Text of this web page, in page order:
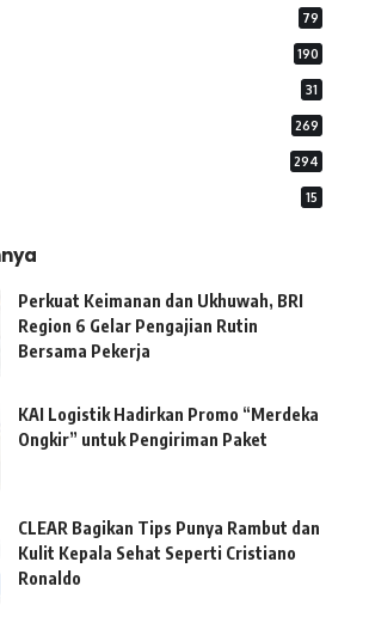
79
190
31
269
294
15
Perkuat Keimanan dan Ukhuwah, BRI
Region 6 Gelar Pengajian Rutin
Bersama Pekerja
KAI Logistik Hadirkan Promo “Merdeka
Ongkir” untuk Pengiriman Paket
CLEAR Bagikan Tips Punya Rambut dan
Kulit Kepala Sehat Seperti Cristiano
Ronaldo